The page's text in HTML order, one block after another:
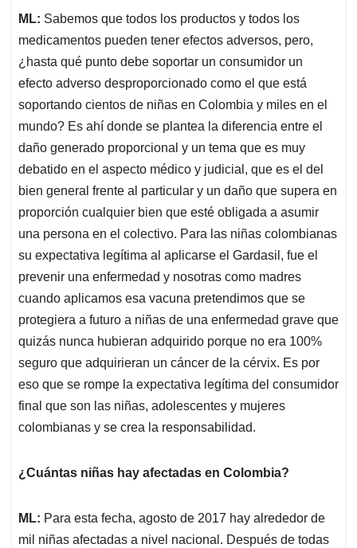
ML: Sabemos que todos los productos y todos los
medicamentos pueden tener efectos adversos, pero,
¿hasta qué punto debe soportar un consumidor un
efecto adverso desproporcionado como el que está
soportando cientos de niñas en Colombia y miles en el
mundo? Es ahí donde se plantea la diferencia entre el
daño generado proporcional y un tema que es muy
debatido en el aspecto médico y judicial, que es el del
bien general frente al particular y un daño que supera en
proporción cualquier bien que esté obligada a asumir
una persona en el colectivo. Para las niñas colombianas
su expectativa legítima al aplicarse el Gardasil, fue el
prevenir una enfermedad y nosotras como madres
cuando aplicamos esa vacuna pretendimos que se
protegiera a futuro a niñas de una enfermedad grave que
quizás nunca hubieran adquirido porque no era 100%
seguro que adquirieran un cáncer de la cérvix. Es por
eso que se rompe la expectativa legítima del consumidor
final que son las niñas, adolescentes y mujeres
colombianas y se crea la responsabilidad.
¿Cuántas niñas hay afectadas en Colombia?
ML: Para esta fecha, agosto de 2017 hay alrededor de
mil niñas afectadas a nivel nacional. Después de todas